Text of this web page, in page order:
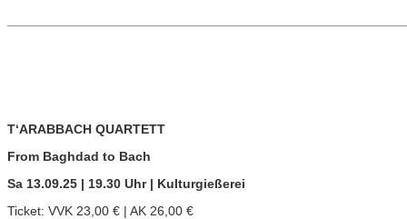
T‘ARABBACH QUARTETT
From Baghdad to Bach
Sa 13.09.25 | 19.30 Uhr | Kulturgießerei
Ticket: VVK 23,00 € | AK 26,00 €